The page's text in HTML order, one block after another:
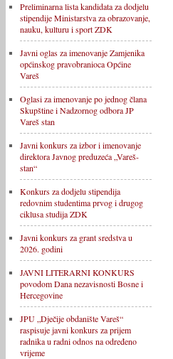
Preliminarna lista kandidata za dodjelu
stipendije Ministarstva za obrazovanje,
nauku, kulturu i sport ZDK
Javni oglas za imenovanje Zamjenika
općinskog pravobranioca Općine
Vareš
Oglasi za imenovanje po jednog člana
Skupštine i Nadzornog odbora JP
Vareš stan
Javni konkurs za izbor i imenovanje
direktora Javnog preduzeća „Vareš-
stan“
Konkurs za dodjelu stipendija
redovnim studentima prvog i drugog
ciklusa studija ZDK
Javni konkurs za grant sredstva u
2026. godini
JAVNI LITERARNI KONKURS
povodom Dana nezavisnosti Bosne i
Hercegovine
JPU „Dječije obdanište Vareš“
raspisuje javni konkurs za prijem
radnika u radni odnos na određeno
vrijeme